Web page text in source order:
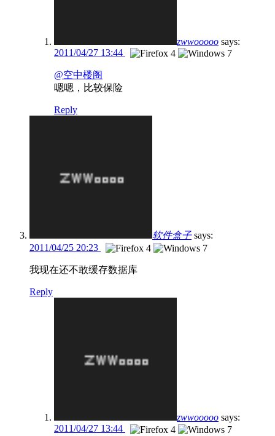
zwwooooo says:
2011/04/27 13:44
@空中楼阁
嗯嗯，比较保险
Reply
软件盒子 says:
2011/04/25 20:23
我现在还不敢缓存数据库
Reply
zwwooooo says:
2011/04/27 13:44